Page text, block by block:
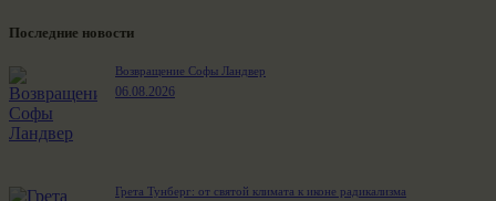
Последние новости
Возвращение Софы Ландвер
06.08.2026
Грета Тунберг: от святой климата к иконе радикализма